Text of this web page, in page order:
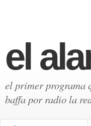
el
el primer programa
baffa por radio la